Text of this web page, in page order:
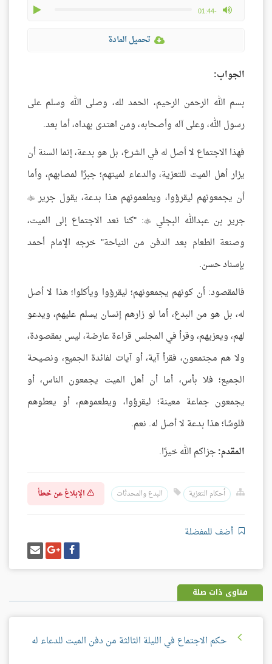
-01:44
max volume
تحميل المادة
الجواب:
بسم الله الرحمن الرحيم، الحمد لله، وصلى الله وسلم على
رسول الله، وعلى آله وأصحابه، ومن اهتدى بهداه، أما بعد.
فهذا الاجتماع لا أصل له في الشرع، بل هو بدعة، إنما السنة أن
يزار أهل الميت للتعزية، والدعاء لميتهم؛ جبرًا لمصابهم، وأما
أن يجمعونهم ليقرؤوا، ويطعمونهم هذا بدعة، يقول جرير 
جرير بن عبدالله البجلي : "كنا نعد الاجتماع إلى الميت،
وصنعة الطعام بعد الدفن من النياحة" خرجه الإمام أحمد
بإسناد حسن.
فالمقصود: أن كونهم يجمعونهم؛ ليقرؤوا ويأكلوا؛ هذا لا أصل
له، بل هو من البدع، أما لو زارهم إنسان يسلم عليهم، ويدعو
لهم، ويعزيهم، وقرأ في المجلس قراءة عارضة، ليس بمقصودة،
ولا هم مجتمعون، فقرأ آية، أو آيات لفائدة الجميع، ونصيحة
الجميع؛ فلا بأس، أما أن أهل الميت يجمعون الناس، أو
يجمعون جماعة معينة؛ ليقرؤوا، ويطعموهم، أو يعطوهم
فلوسًا؛ هذا بدعة لا أصل له. نعم.
المقدم:جزاكم الله خيرًا.
أحكام التعزية البدع والمحدثات الإبلاغ عن خطأ
أضف للمفضلة
شارك
على
فيسبوك
شارك
على
غوغل
بلس
إرسل
إيميل
فتاوى ذات صلة
حكم الاجتماع في الليلة الثالثة من دفن الميت للدعاء له